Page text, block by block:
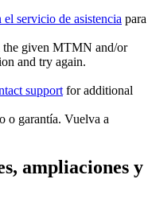
el servicio de asistencia para
the given MTMN and/or
and try again.
support for additional
o garantía. Vuelva a
ampliaciones y